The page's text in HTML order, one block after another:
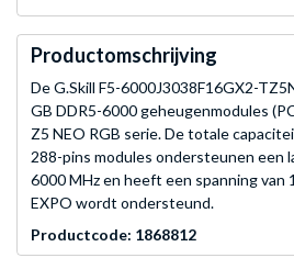
Productomschrijving
De G.Skill F5-6000J3038F16GX2-
GB DDR5-6000 geheugenmodules
Z5 NEO RGB serie. De totale
288-pins modules ondersteunen een
6000 MHz en heeft een spanning van
EXPO wordt ondersteund.
Productcode: 1868812